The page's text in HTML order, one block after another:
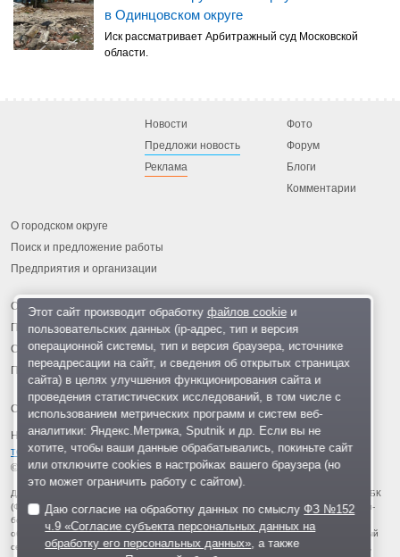
в Одинцовском округе
Иск рассматривает Арбитражный суд Московской
области.
Новости
Предложи новость
Реклама
Фото
Форум
Блоги
Комментарии
О городском округе
Поиск и предложение работы
Предприятия и организации
Обратная связь
Политика обработки персональных данных
Соглашение об использовании
Правила портала
На информационном ресурсе применяются рекомендательные
технологии .
© 2013-2026 «ОИНФО»,сделано в Одинцово
Для читателей: В России признаны экстремистскими и запрещены организации ФБК
(Фонд борьбы с коррупцией, признан иноагентом), Штабы Навального, «Национал-
большевистская партия», «Свидетели Иеговы», «Армия воли народа», «Русский
общенациональный союз», «Движение против нелегальной иммиграции», «Правый
сектор», УНА-УНСО, УПА, «Тризуб им. Степана Бандеры», «Мизантропик дивижн»,
Этот сайт производит обработку файлов cookieи
пользовательских данных (ip-адрес, тип и версия
операционной системы, тип и версия браузера, источнике
переадресации на сайт, и сведения об открытых страницах
сайта) в целях улучшения функционирования сайта и
проведения статистических исследований, в том числе с
использованием метрических программ и систем веб-
аналитики: Яндекс.Метрика, Sputnik и др. Если вы не
хотите, чтобы ваши данные обрабатывались, покиньте сайт
или отключите cookies в настройках вашего браузера (но
это может ограничить работу с сайтом).
Даю согласие на обработку данных по смыслуФЗ №152
ч.9 «Согласие субъекта персональных данных на
обработку его персональных данных», а также